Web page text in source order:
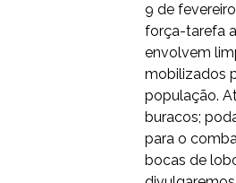
9 de
força-tarefa
envolvem
mobilizados
população.
buracos;
para o
bocas de